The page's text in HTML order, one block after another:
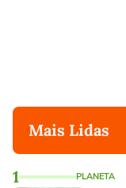
Mais Lidas
1 PLANETA